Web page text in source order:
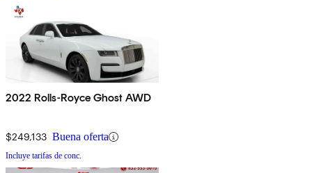
2022 Rolls-Royce Ghost AWD
$249,133 Buena oferta
Incluye tarifas de conc.